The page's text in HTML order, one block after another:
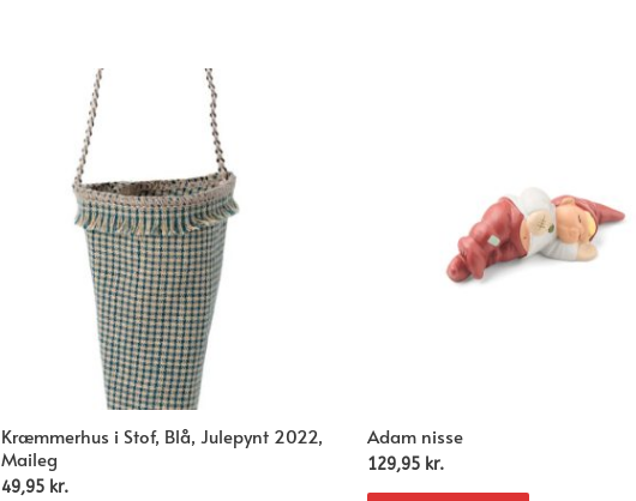
Kræmmerhus i Stof, Blå, Julepynt 2022,
Maileg
49,95 kr.
Adam nisse
129,95 kr.